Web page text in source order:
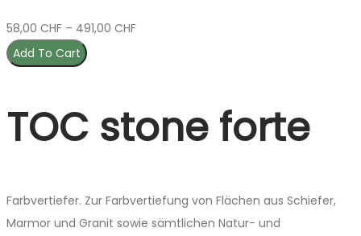
58,00 CHF – 491,00 CHF
Add To Cart
TOC stone forte
Farbvertiefer. Zur Farbvertiefung von Flächen aus Schiefer,
Marmor und Granit sowie sämtlichen Natur- und